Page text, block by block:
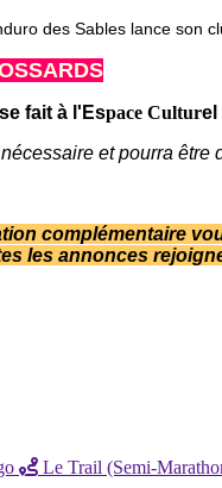
des Sables lance son
fait à l'Espace Culturel
et pourra
complémentaire
les annonces
Le Trail (Semi-